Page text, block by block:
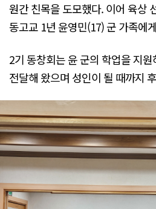
원간 친목을 도모했다. 이어 육상
동고교 1년 윤영민(17) 군 가족에
2기 동창회는 윤 군의 학업을 지
전달해 왔으며 성인이 될 때까지